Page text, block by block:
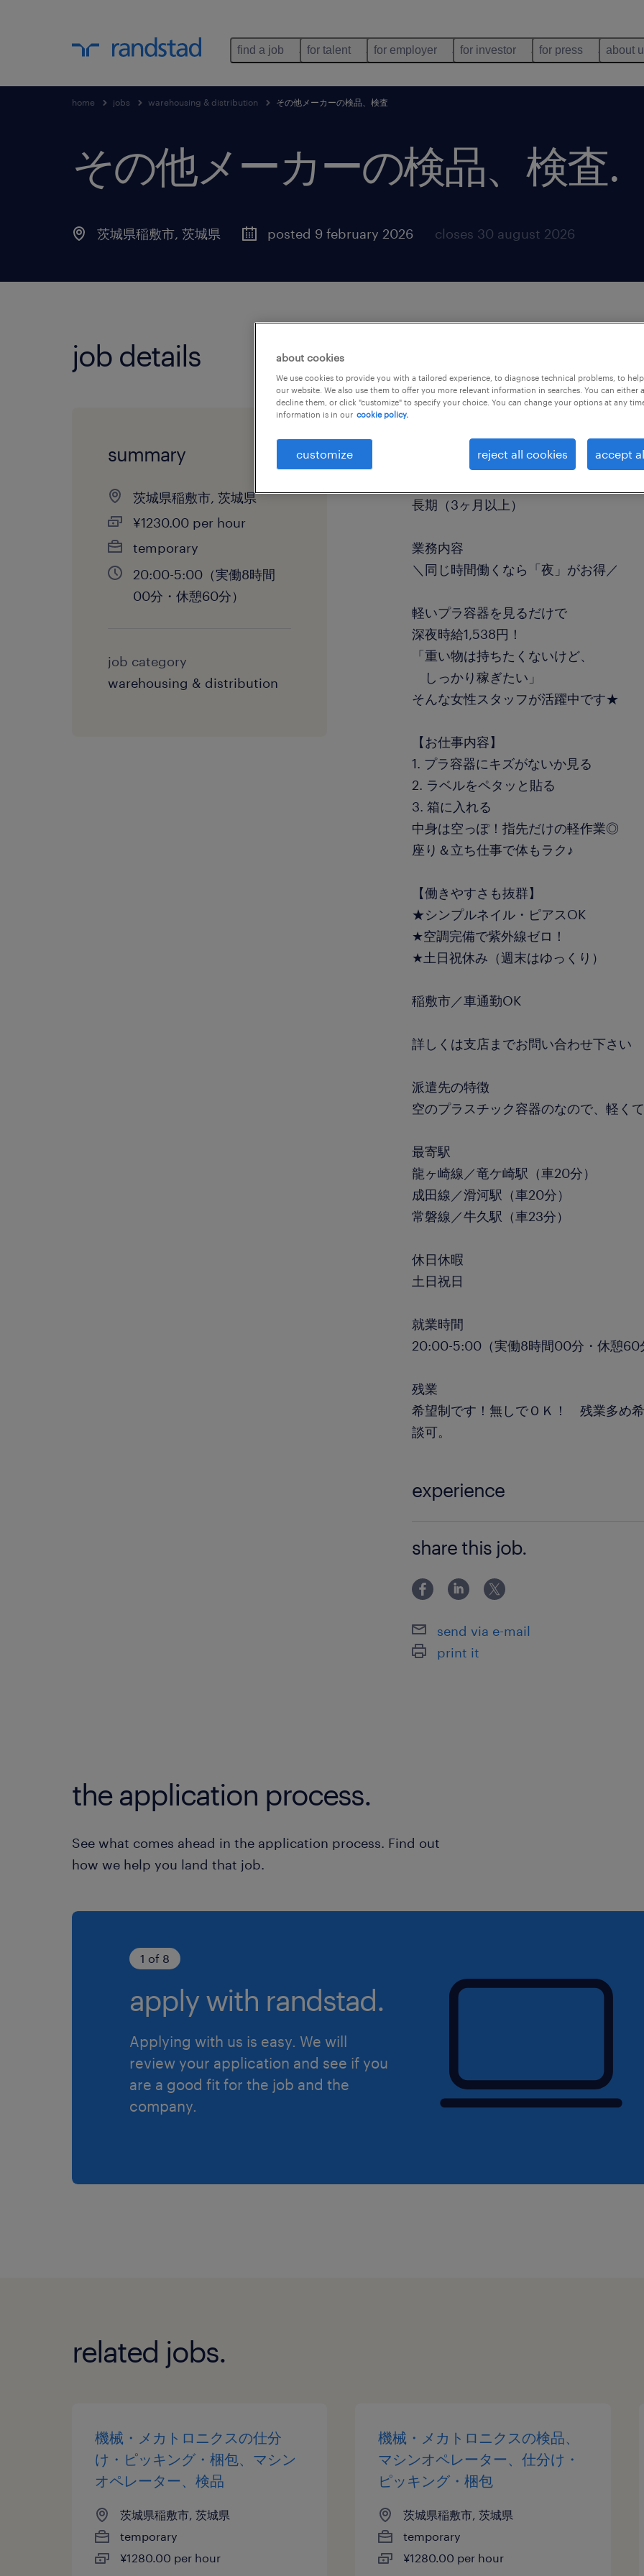
find a job for talent for employer for investor for press about
home jobs warehousing & distribution その他メーカーの検品、検査
その他メーカーの検品、検査.
茨城県稲敷市, 茨城県 posted 9 february 2026 closes 30 august 2026
job details
summary
茨城県稲敷市, 茨城県
¥1230.00 per hour
temporary
20:00-5:00（実働8時間
00分・休憩60分）
job category
warehousing & distribution
検品、検査
長期（3ヶ月以上）
業務内容
＼同じ時間働くなら「夜」がお得／
軽いプラ容器を見るだけで
深夜時給1,538円！
「重い物は持ちたくないけど、
しっかり稼ぎたい」
そんな女性スタッフが活躍中です★
【お仕事内容】
1. プラ容器にキズがないか見る
2. ラベルをペタッと貼る
3. 箱に入れる
中身は空っぽ！指先だけの軽作業◎
座り＆立ち仕事で体もラク♪
【働きやすさも抜群】
★シンプルネイル・ピアスOK
★空調完備で紫外線ゼロ！
★土日祝休み（週末はゆっくり）
稲敷市／車通勤OK
詳しくは支店までお問い合わせ下さい
派遣先の特徴
空のプラスチック容器のなので、軽く
最寄駅
龍ヶ崎線／竜ケ崎駅（車20分）
成田線／滑河駅（車20分）
常磐線／牛久駅（車23分）
休日休暇
土日祝日
就業時間
20:00-5:00（実働8時間00分・休憩60
残業
希望制です！無しでＯＫ！ 残業多め
談可。
experience
share this job.
send via e-mail
print it
the application process.
See what comes ahead in the application process. Find out
how we help you land that job.
1 of 8
apply with randstad.
Applying with us is easy. We will
review your application and see if you
are a good fit for the job and the
company.
related jobs.
機械・メカトロニクスの仕分
け・ピッキング・梱包、マシン
オペレーター、検品
茨城県稲敷市, 茨城県
temporary
¥1280.00 per hour
機械・メカトロニクスの検品、
マシンオペレーター、仕分け・
ピッキング・梱包
茨城県稲敷市, 茨城県
temporary
¥1280.00 per hour
about cookies
We use cookies to provide you with a tailored experience, to diagnose technical problems, to
our website. We also use them to offer you more relevant information in searches. You can either
decline them, or click "customize" to specify your choice. You can change your options at any
information is in our cookie policy.
customize reject all cookies accept